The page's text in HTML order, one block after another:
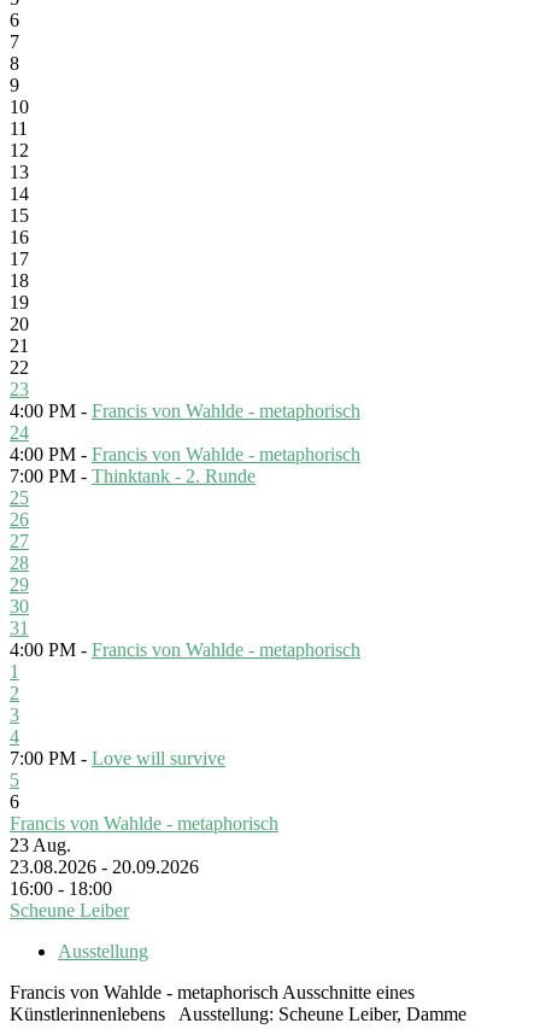
6
7
8
9
10
11
12
13
14
15
16
17
18
19
20
21
22
23
4:00 PM - Francis von Wahlde - metaphorisch
24
4:00 PM - Francis von Wahlde - metaphorisch
7:00 PM - Thinktank - 2. Runde
25
26
27
28
29
30
31
4:00 PM - Francis von Wahlde - metaphorisch
1
2
3
4
7:00 PM - Love will survive
5
6
Francis von Wahlde - metaphorisch
23 Aug.
23.08.2026 - 20.09.2026
16:00 - 18:00
Scheune Leiber
Ausstellung
Francis von Wahlde - metaphorisch Ausschnitte eines
Künstlerinnenlebens Ausstellung: Scheune Leiber, Damme